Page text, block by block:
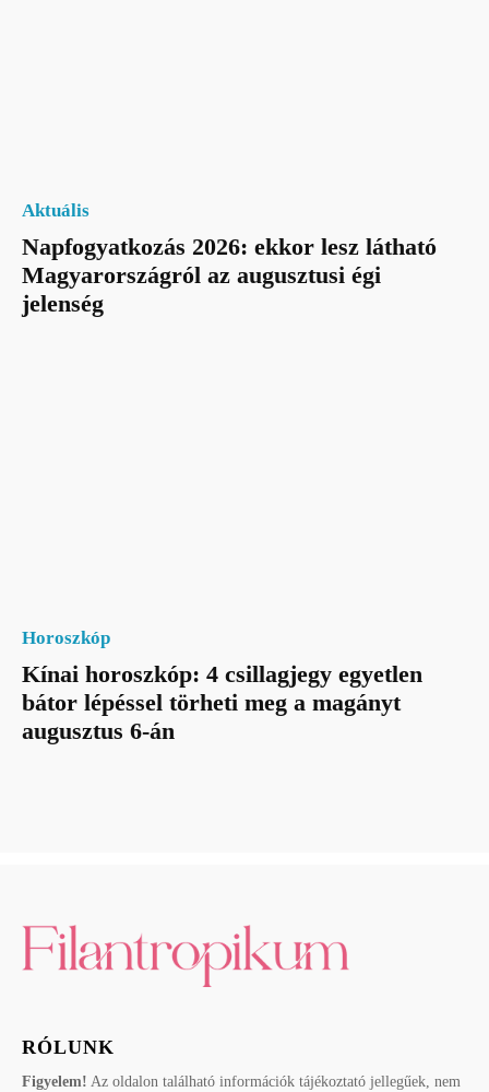
Aktuális
Napfogyatkozás 2026: ekkor lesz látható
Magyarországról az augusztusi égi
jelenség
Horoszkóp
Kínai horoszkóp: 4 csillagjegy egyetlen
bátor lépéssel törheti meg a magányt
augusztus 6-án
RÓLUNK
Figyelem! Az oldalon található információk tájékoztató jellegűek, nem